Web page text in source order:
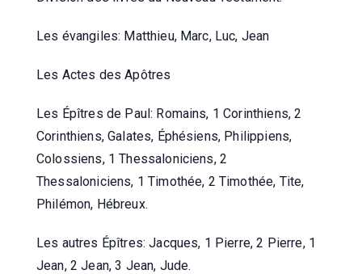
Les évangiles: Matthieu, Marc, Luc, Jean
Les Actes des Apôtres
Les Épîtres de Paul: Romains, 1 Corinthiens, 2
Corinthiens, Galates, Éphésiens, Philippiens,
Colossiens, 1 Thessaloniciens, 2
Thessaloniciens, 1 Timothée, 2 Timothée, Tite,
Philémon, Hébreux.
Les autres Épîtres: Jacques, 1 Pierre, 2 Pierre, 1
Jean, 2 Jean, 3 Jean, Jude.